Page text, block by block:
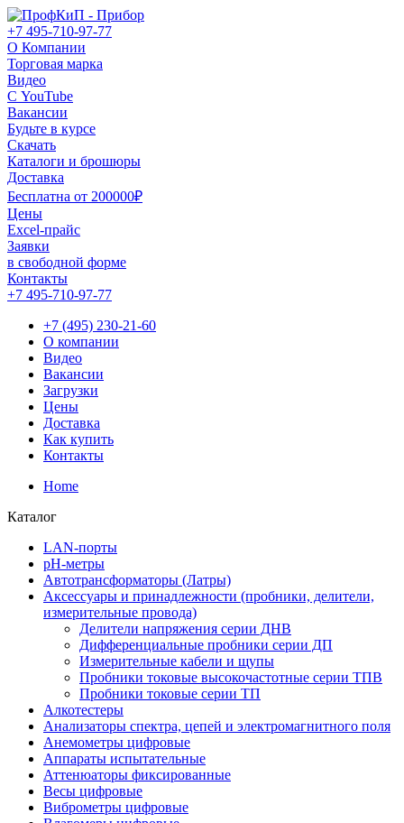
+7 495-710-97-77
О Компании
Торговая марка
Видео
С YouTube
Вакансии
Будьте в курсе
Скачать
Каталоги и брошюры
Доставка
Бесплатна от 200000₽
Цены
Excel-прайс
Заявки
в свободной форме
Контакты
+7 495-710-97-77
+7 (495) 230-21-60
О компании
Видео
Вакансии
Загрузки
Цены
Доставка
Как купить
Контакты
Home
Каталог
LAN-порты
pH-метры
Автотрансформаторы (Латры)
Аксессуары и принадлежности (пробники, делители,
измерительные провода)
Делители напряжения серии ДНВ
Дифференциальные пробники серии ДП
Измерительные кабели и щупы
Пробники токовые высокочастотные серии ТПВ
Пробники токовые серии ТП
Алкотестеры
Анализаторы спектра, цепей и электромагнитного поля
Анемометры цифровые
Аппараты испытательные
Аттенюаторы фиксированные
Весы цифровые
Виброметры цифровые